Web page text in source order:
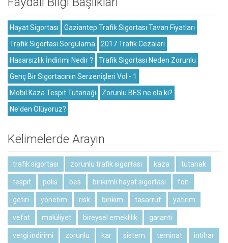
Hayat Sigortası
Gaziantep Trafik Sigortası Tavan Fiyatları
Trafik Sigortası Sorgulama
2017 Trafik Cezaları
Hasarsızlık İndirimi Nedir ?
Trafik Sigortası Neden Zorunlu
Genç Bir Sigortacının Serzenişleri Vol - 1
Mobil Kaza Tespit Tutanağı
Zorunlu BES ne ola ki?
Ne'den Ölüyoruz?
Kelimelerde Arayın
trafik sigortası zorunlu trafik sigortası kaza tutanak
tespit polis bes birikimli hayat sigortası fon
getiri yönetim risk birikim tasarruf yatırım
vefat malüliyet bireysel emeklilik garanti
vergi indirimi zorunlu kar sistem teminat intihar